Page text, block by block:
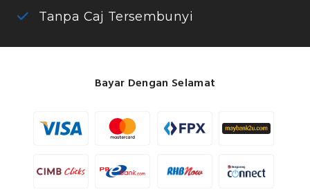
Tanpa Caj Tersembunyi
Bayar Dengan Selamat